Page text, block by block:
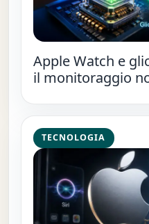
Apple Watch e
il monitoraggio
TECNOLOGIA